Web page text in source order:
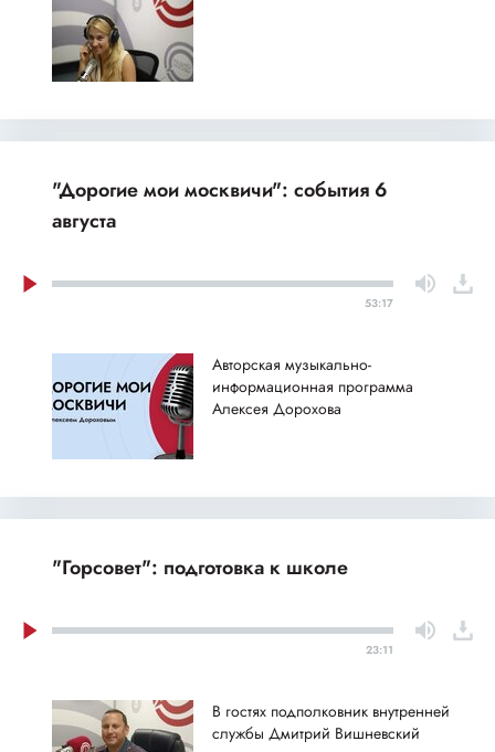
"Дорогие мои москвичи": события 6
августа
53:17
Авторская музыкально-
информационная программа
Алексея Дорохова
"Горсовет": подготовка к школе
23:11
В гостях подполковник внутренней
службы Дмитрий Вишневский